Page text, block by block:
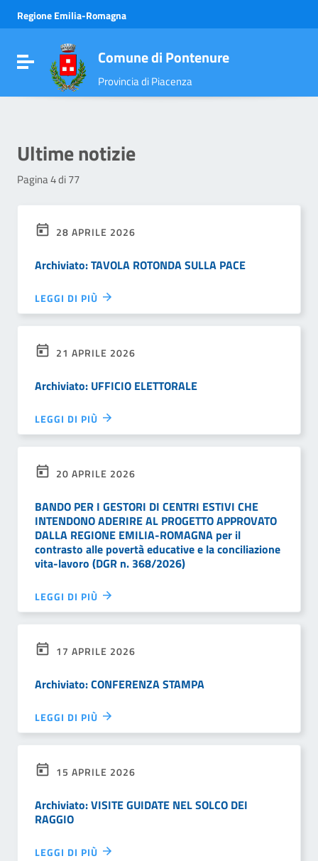
Vai al menu di navigazione
Vai al footer
Regione Emilia-Romagna
Attiva / disattiva la navigazione
Comune di Pontenure
Provincia di Piacenza
Ultime notizie
Pagina 4 di 77
28 APRILE 2026
Archiviato: TAVOLA ROTONDA SULLA PACE
LEGGI DI PIÙ
21 APRILE 2026
Archiviato: UFFICIO ELETTORALE
LEGGI DI PIÙ
20 APRILE 2026
BANDO PER I GESTORI DI CENTRI ESTIVI CHE
INTENDONO ADERIRE AL PROGETTO APPROVATO
DALLA REGIONE EMILIA-ROMAGNA per il
contrasto alle povertà educative e la conciliazione
vita-lavoro (DGR n. 368/2026)
LEGGI DI PIÙ
17 APRILE 2026
Archiviato: CONFERENZA STAMPA
LEGGI DI PIÙ
15 APRILE 2026
Archiviato: VISITE GUIDATE NEL SOLCO DEI
RAGGIO
LEGGI DI PIÙ